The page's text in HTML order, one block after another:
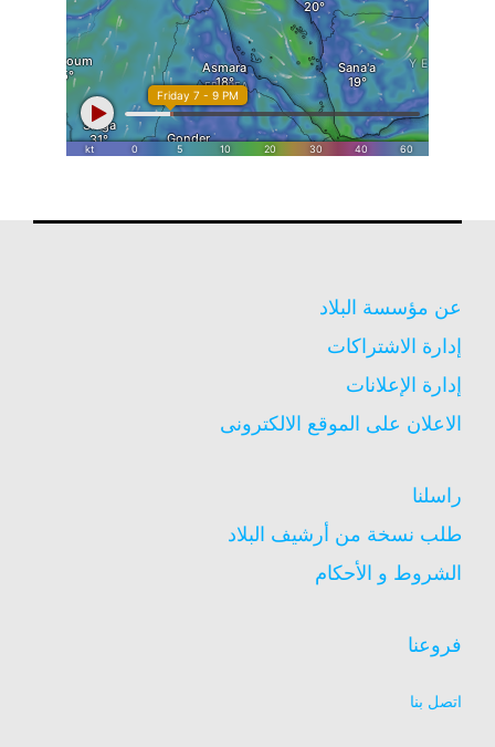
عن مؤسسة البلاد
إدارة الاشتراكات
إدارة الإعلانات
الاعلان على الموقع الالكترونى
راسلنا
طلب نسخة من أرشيف البلاد
الشروط و الأحكام
فروعنا
اتصل بنا